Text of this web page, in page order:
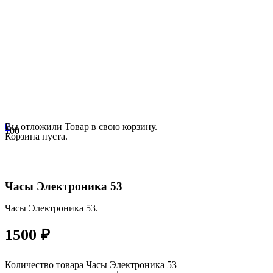
0
Вы отложили Товар в свою корзину.
Корзина пуста.
Часы Электроника 53
Часы Электроника 53.
1500 ₽
Количество товара Часы Электроника 53